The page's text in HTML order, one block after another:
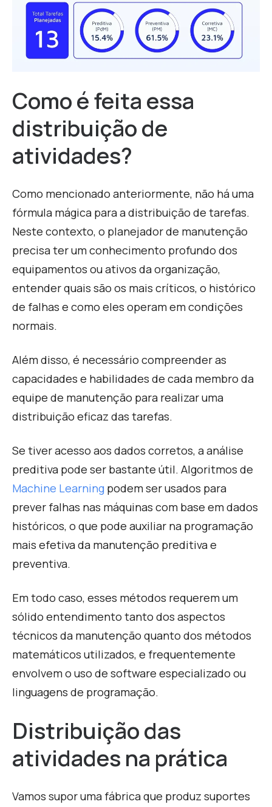
Como é feita essa
distribuição de
atividades?
Como mencionado anteriormente, não há uma
fórmula mágica para a distribuição de tarefas.
Neste contexto, o planejador de manutenção
precisa ter um conhecimento profundo dos
equipamentos ou ativos da organização,
entender quais são os mais críticos, o histórico
de falhas e como eles operam em condições
normais.
Além disso, é necessário compreender as
capacidades e habilidades de cada membro da
equipe de manutenção para realizar uma
distribuição eficaz das tarefas.
Se tiver acesso aos dados corretos, a análise
preditiva pode ser bastante útil. Algoritmos de
Machine Learning podem ser usados para
prever falhas nas máquinas com base em dados
históricos, o que pode auxiliar na programação
mais efetiva da manutenção preditiva e
preventiva.
Em todo caso, esses métodos requerem um
sólido entendimento tanto dos aspectos
técnicos da manutenção quanto dos métodos
matemáticos utilizados, e frequentemente
envolvem o uso de software especializado ou
linguagens de programação.
Distribuição das
atividades na prática
Vamos supor uma fábrica que produz suportes